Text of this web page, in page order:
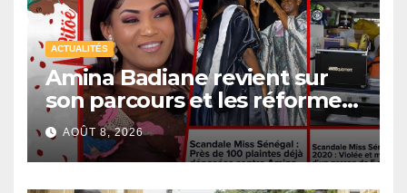
ACTUALITÉS
Amina Badiane revient sur
son parcours et les réformes
de Miss Sénégal
AOÛT 8, 2026